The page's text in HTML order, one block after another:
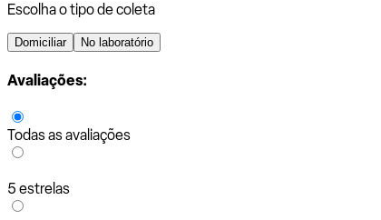
Escolha o tipo de coleta
Domiciliar No laboratório
Avaliações:
Todas as avaliações
5 estrelas